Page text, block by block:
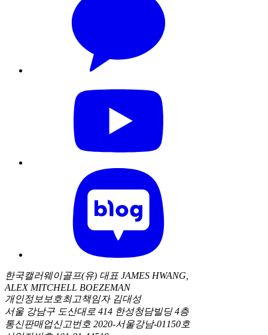
한국캘러웨이골프(유) 대표 JAMES HWANG,
ALEX MITCHELL BOEZEMAN
개인정보보호최고책임자 김대성
서울 강남구 도산대로 414 한성청담빌딩 4층
통신판매업신고번호 2020-서울강남-01150호